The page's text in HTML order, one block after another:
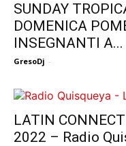
SUNDAY
DOMENICA
INSEGNANTI A...
GresoDj -
LATIN
2022 – Radio